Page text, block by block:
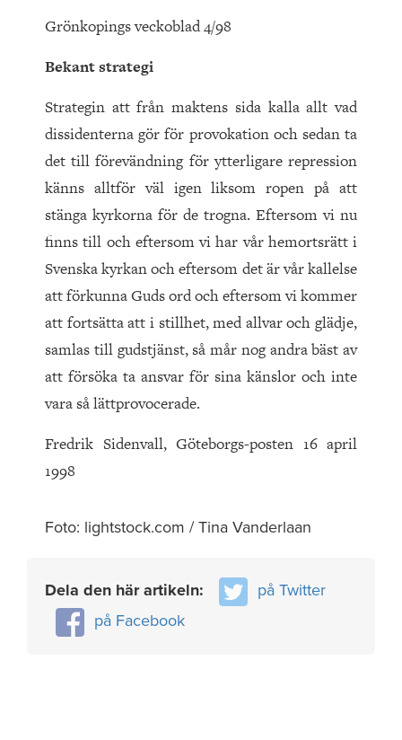
Grönkopings veckoblad 4/98
Bekant strategi
Strategin att från maktens sida kalla allt vad
dissidenterna gör för provokation och sedan ta
det till förevändning för ytterligare repression
känns alltför väl igen liksom ropen på att
stänga kyrkorna för de trogna. Eftersom vi nu
finns till och eftersom vi har vår hemortsrätt i
Svenska kyrkan och eftersom det är vår kallelse
att förkunna Guds ord och eftersom vi kommer
att fortsätta att i stillhet, med allvar och glädje,
samlas till gudstjänst, så mår nog andra bäst av
att försöka ta ansvar för sina känslor och inte
vara så lättprovocerade.
Fredrik Sidenvall, Göteborgs-posten 16 april
1998
Foto: lightstock.com / Tina Vanderlaan
Dela den här artikeln:
på Twitter
på Facebook